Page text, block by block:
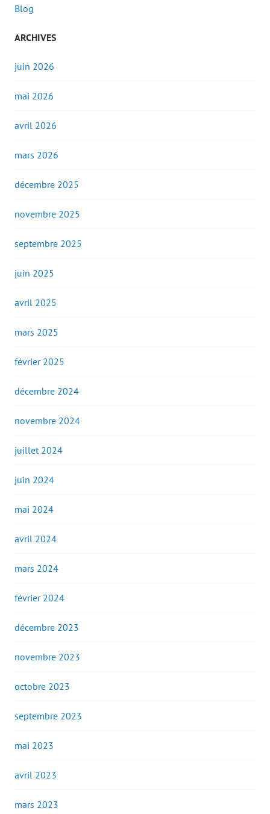
Blog
ARCHIVES
juin 2026
mai 2026
avril 2026
mars 2026
décembre 2025
novembre 2025
septembre 2025
juin 2025
avril 2025
mars 2025
février 2025
décembre 2024
novembre 2024
juillet 2024
juin 2024
mai 2024
avril 2024
mars 2024
février 2024
décembre 2023
novembre 2023
octobre 2023
septembre 2023
mai 2023
avril 2023
mars 2023